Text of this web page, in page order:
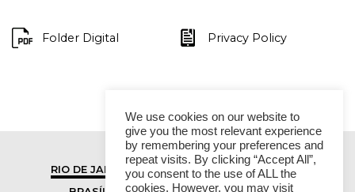
Folder Digital Privacy Policy
RIO DE JANEIRO
SÃO PAULO
We use cookies on our website to
give you the most relevant experience
by remembering your preferences and
repeat visits. By clicking “Accept All”,
you consent to the use of ALL the
cookies. However, you may visit